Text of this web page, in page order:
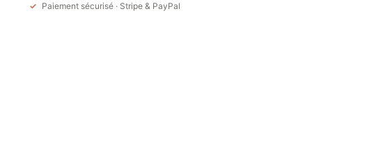
Paiement sécurisé · Stripe & PayPal